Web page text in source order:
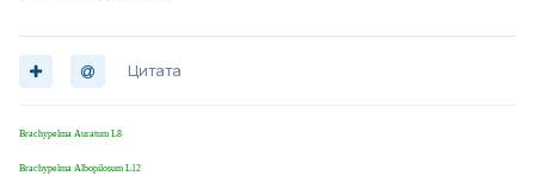
Цитата
Brachypelma Auratum L8
Brachypelma Albopilosum L12